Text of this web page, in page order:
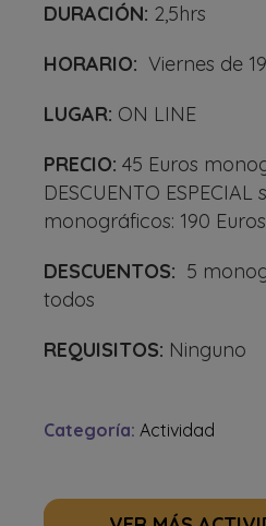
DURACIÓN: 2,5hrs
HORARIO: Viernes de
LUGAR: ON LINE
PRECIO: 45 Euros
DESCUENTO ESPECIAL
monográficos: 190
DESCUENTOS: 5
todos
REQUISITOS: Ninguno
Categoría: Actividad